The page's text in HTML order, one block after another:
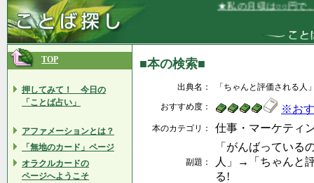
★私の月収は○○円で、
TOP
押してみて！ 今日の
「ことば占い」
アファメーションとは？
「無地のカード」ページ
オラクルカードの
ページへようこそ
■本の検索■
出典名：
「ちゃんと評価される人
おすすめ度：
※お
本のカテゴリ： 仕事・マーケティ
副題：
「がんばっている
人」→「ちゃんと
る!